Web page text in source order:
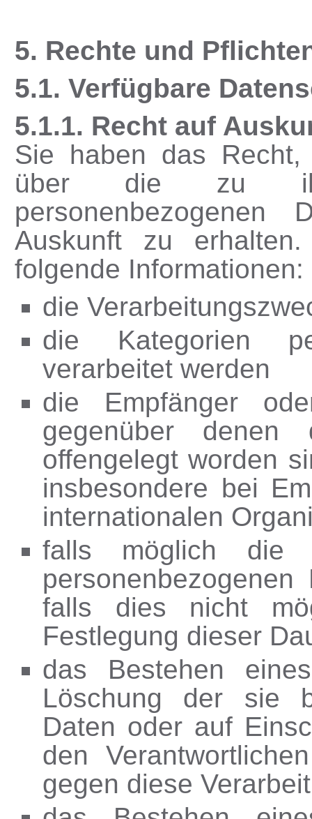
5. Rechte und
5.1. Verfügbare
5.1.1. Recht auf
Sie haben das Recht,
über die zu
Auskunft zu
folgende Informationen:
die
die Kategorien
verarbeitet werden
die Empfänger
gegenüber denen
offengelegt worden
insbesondere bei
internationalen
falls möglich die
falls dies nicht
Festlegung dieser
das Bestehen
Löschung der sie
Daten oder auf
den
gegen diese